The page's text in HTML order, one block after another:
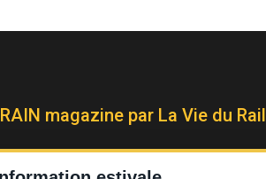
magazine par La Vie du Rail
le media kit